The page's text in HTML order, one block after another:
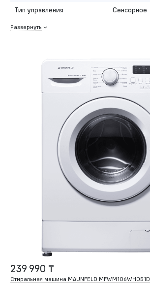
Тип управления Сенсорное
Развернуть
239 990 ₸
Стиральная машина MAUNFELD MFWM106WH051D